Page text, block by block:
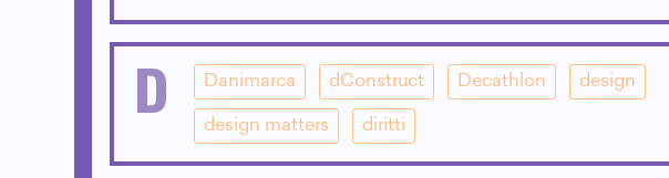
D Danimarca dConstruct Decathlon design
design matters diritti